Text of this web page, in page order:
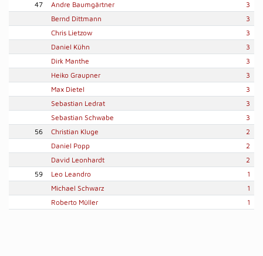
47
Andre Baumgärtner
3
Bernd Dittmann
3
Chris Lietzow
3
Daniel Kühn
3
Dirk Manthe
3
Heiko Graupner
3
Max Dietel
3
Sebastian Ledrat
3
Sebastian Schwabe
3
56
Christian Kluge
2
Daniel Popp
2
David Leonhardt
2
59
Leo Leandro
1
Michael Schwarz
1
Roberto Müller
1